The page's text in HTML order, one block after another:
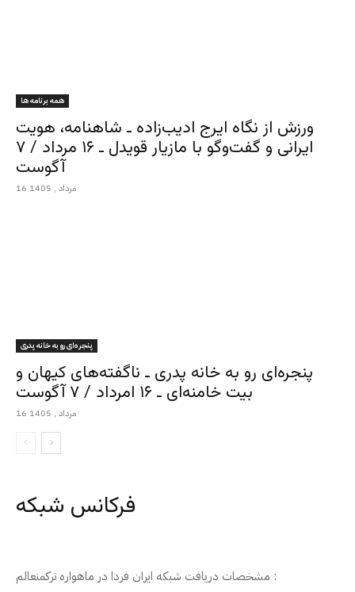
همه برنامه ها
ورزش از نگاه ایرج ادیب‌زاده ـ شاهنامه، هویت
ایرانی و گفت‌وگو با مازیار قویدل ـ ۱۶ مرداد / ۷
آگوست
16 مرداد , 1405
پنجره‌ای رو به خانه پدری
پنجره‌ای رو به خانه پدری ـ ناگفته‌های کیهان و
بیت خامنه‌ای ـ ۱۶ امرداد / ۷ آگوست
16 مرداد , 1405
فرکانس شبکه
مشخصات دریافت شبکه ایران فردا در ماهواره ترکمنعالم :